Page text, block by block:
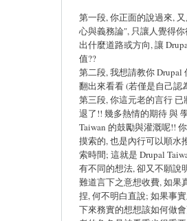
第一段, 你正面的說過來,
心與義務論", 只讓人覺得
出什麼道路或方向, 讓
值??
第二段, 我想請教你 Drupal
翻出來看看 (若僅是自己認
第三段, 你這元老的言行
退了!! 幾多熱情的期待 與
Taiwan 的鼓勵與灌溉呢!!
摸索的, 也是內行可以順水
索時間; 這就是 Drupal
有不同的想法, 卻又不願說
難道言下之意想收費, 如果
捏, 何不明白直說; 如果事
下來務實的想想該如何做